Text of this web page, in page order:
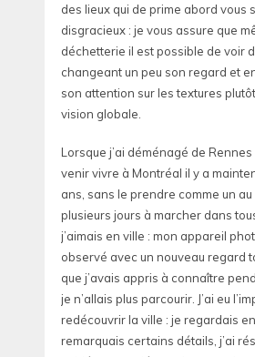
des lieux qui de prime abord vous
disgracieux : je vous assure que
déchetterie il est possible de voir
changeant un peu son regard et
son attention sur les textures
vision globale.
Lorsque j’ai déménagé de
venir vivre à Montréal il y a
ans, sans le prendre comme un au
plusieurs jours à marcher dans
j’aimais en ville : mon appareil
observé avec un nouveau regard
que j’avais appris à connaître
je n’allais plus parcourir. J’ai eu
redécouvrir la ville : je regardais en
remarquais certains détails, j’ai